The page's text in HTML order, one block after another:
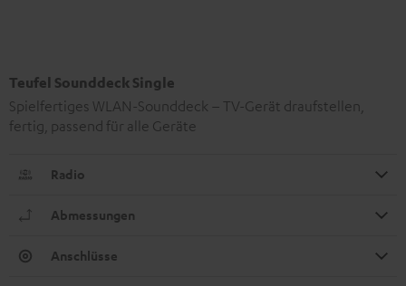
Teufel Sounddeck Single
Spielfertiges WLAN-Sounddeck – TV-Gerät draufstellen,
fertig, passend für alle Geräte
Radio
Abmessungen
Anschlüsse